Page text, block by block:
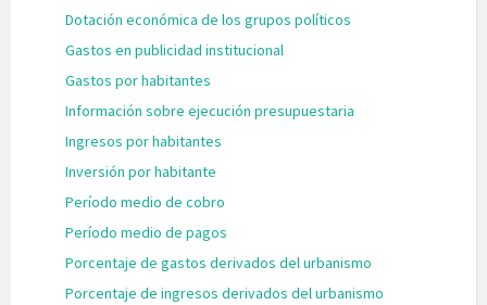
Dotación económica de los grupos políticos
Gastos en publicidad institucional
Gastos por habitantes
Información sobre ejecución presupuestaria
Ingresos por habitantes
Inversión por habitante
Período medio de cobro
Período medio de pagos
Porcentaje de gastos derivados del urbanismo
Porcentaje de ingresos derivados del urbanismo